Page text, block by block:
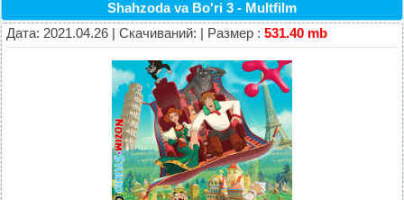
Shahzoda va Bo'ri 3 - Multfilm
Дата: 2021.04.26 | Скачиваний: | Размер : 531.40 mb